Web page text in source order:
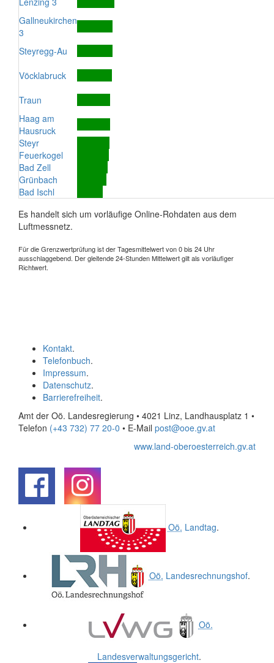
Gallneukirchen
3
Steyregg-Au
Vöcklabruck
Traun
Haag am
Hausruck
Steyr
Feuerkogel
Bad Zell
Grünbach
Bad Ischl
Es handelt sich um vorläufige Online-Rohdaten aus dem
Luftmessnetz.
Für die Grenzwertprüfung ist der Tagesmittelwert von 0 bis 24 Uhr
ausschlaggebend. Der gleitende 24-Stunden Mittelwert gilt als vorläufiger
Richtwert.
Kontakt.
Telefonbuch.
Impressum.
Datenschutz.
Barrierefreiheit.
Amt der Oö. Landesregierung • 4021 Linz, Landhausplatz 1 •
Telefon (+43 732) 77 20-0 • E-Mail post@ooe.gv.at
www.land-oberoesterreich.gv.at
Oö. Landtag.
Oö. Landesrechnungshof.
Oö.
Landesverwaltungsgericht.